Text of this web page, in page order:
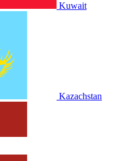
Kuwait
Kazachstan